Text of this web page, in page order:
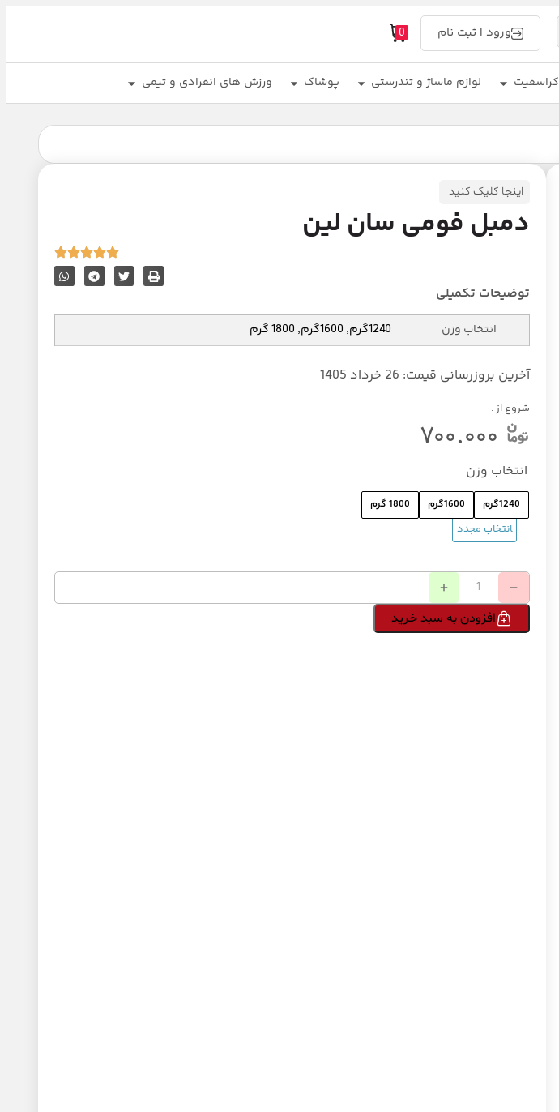
ورود | ثبت نام 0
کراسفیت لوازم ماساژ و تندرستی پوشاک ورزش های انفرادی و تیمی
اینجا کلیک کنید
دمبل فومی سان لین
توضیحات تکمیلی
انتخاب وزن 1240گرم, 1600گرم, 1800 گرم
آخرین بروزرسانی قیمت: 26 خرداد 1405
شروع از :
انتخاب وزن
1240گرم 1600گرم 1800 گرم
افزودن به سبد خرید